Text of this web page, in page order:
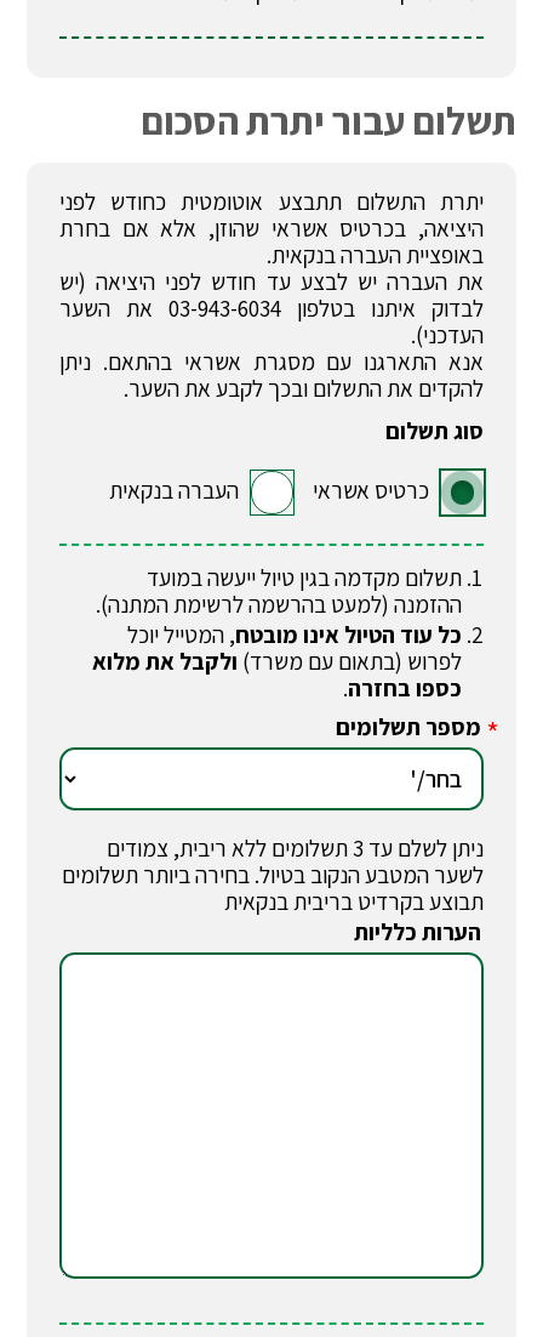
תשלום עבור יתרת הסכום
יתרת התשלום תתבצע אוטומטית כחודש לפני
היציאה, בכרטיס אשראי שהוזן, אלא אם בחרת
באופציית העברה בנקאית.
את העברה יש לבצע עד חודש לפני היציאה (יש
לבדוק איתנו בטלפון 03-943-6034 את השער
העדכני).
אנא התארגנו עם מסגרת אשראי בהתאם. ניתן
להקדים את התשלום ובכך לקבע את השער.
סוג תשלום
כרטיס אשראי
העברה בנקאית
תשלום מקדמה בגין טיול ייעשה במועד
ההזמנה (למעט בהרשמה לרשימת המתנה).
כל עוד הטיול אינו מובטח, המטייל יוכל
לפרוש (בתאום עם משרד) ולקבל את מלוא
כספו בחזרה.
* מספר תשלומים
ניתן לשלם עד 3 תשלומים ללא ריבית, צמודים
לשער המטבע הנקוב בטיול. בחירה ביותר תשלומים
תבוצע בקרדיט בריבית בנקאית
הערות כלליות